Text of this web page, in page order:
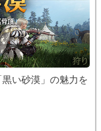
い砂漠」の魅力を